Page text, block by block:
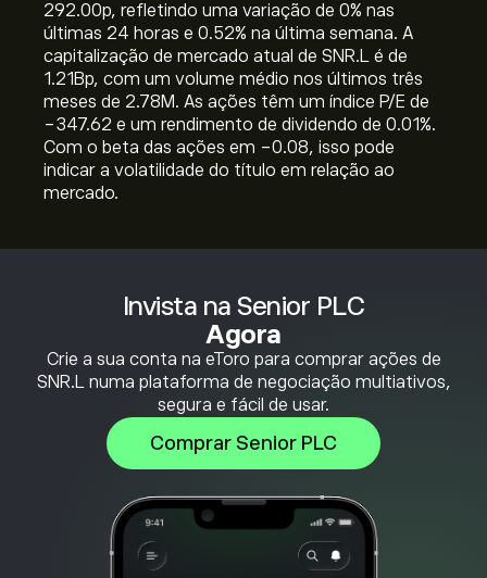
Invista na Senior PLC
Agora
Crie a sua conta na eToro para comprar ações de
SNR.L numa plataforma de negociação multiativos,
segura e fácil de usar.
Comprar Senior PLC
292.00‎p‎, refletindo uma variação de ‎0‎% nas
últimas 24 horas e ‎0.52‎% na última semana. A
capitalização de mercado atual de SNR.L é de
1.21B‎p‎, com um volume médio nos últimos três
meses de 2.78M. As ações têm um índice P/E de
-347.62 e um rendimento de dividendo de 0.01%.
Com o beta das ações em -0.08, isso pode
indicar a volatilidade do título em relação ao
mercado.